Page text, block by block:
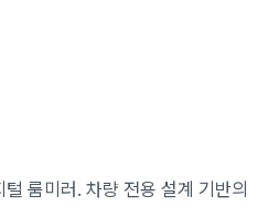
룸미러. 차량 전용 설계 기반의